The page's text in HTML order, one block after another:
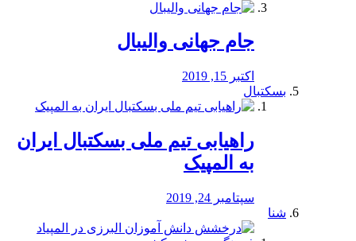
جام جهانی والیبال
اکتبر 15, 2019
بسکتبال
راهیابی تیم ملی بسکتبال ایران
به المپیک
سپتامبر 24, 2019
شنا